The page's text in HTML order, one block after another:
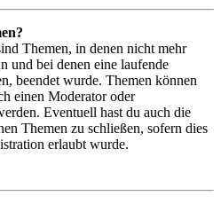
Themen, in denen nicht mehr
und bei denen eine laufende
beendet wurde. Themen können
einen Moderator oder
Eventuell hast du auch die
Themen zu schließen, sofern dies
erlaubt wurde.